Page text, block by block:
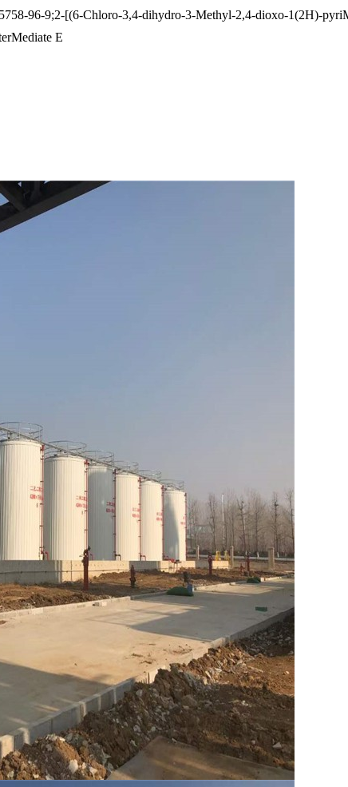
96-9;2-[(6-Chloro-3,4-dihydro-3-Methyl-2,4-dioxo-1(2H)-
E